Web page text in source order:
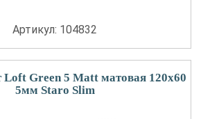
Артикул: 104832
Loft Green 5 Matt матовая 120x60
5мм Staro Slim